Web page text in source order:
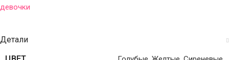
девочки
Детали